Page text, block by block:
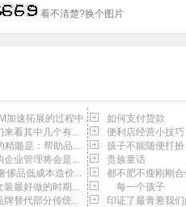
看不清楚?换个图片
加速拓展的过程中...
来看其中几个有...
精髓是：帮助品...
企业管理将会是...
侈品低成本造价...
装最好做的时期...
牌替代部分传统...
如何支付货款
便利店经营小技巧
孩子不能随便打扮
贵族童话
都不肥不瘦刚刚合
每一个孩子
印证了最青葱我